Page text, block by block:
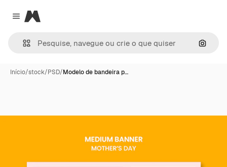
Close menu
Magnific
Início/stock/PSD/Modelo de bandeira p…